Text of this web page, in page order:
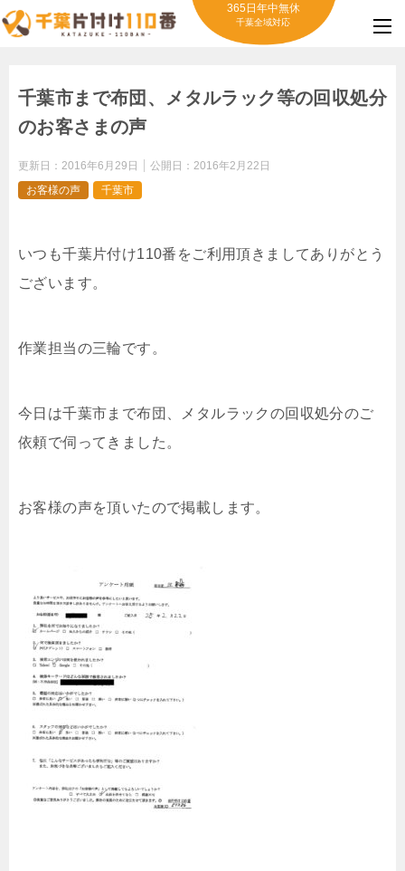
365日年中無休
千葉全域対応
千葉市まで布団、メタルラック等の回収処分
のお客さまの声
更新日： 2016年6月29日 公開日： 2016年2月22日
お客様の声
千葉市
いつも千葉片付け110番をご利用頂きましてありがとう
ございます。
作業担当の三輪です。
今日は千葉市まで布団、メタルラックの回収処分のご
依頼で伺ってきました。
お客様の声を頂いたので掲載します。